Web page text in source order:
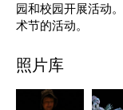
园和校园开展活动
术节的活动。
照片库